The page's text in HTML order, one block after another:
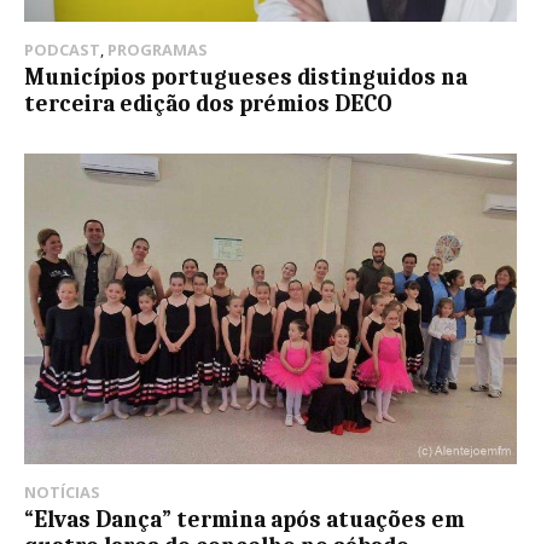
PODCAST, PROGRAMAS
Municípios portugueses distinguidos na
terceira edição dos prémios DECO
NOTÍCIAS
“Elvas Dança” termina após atuações em